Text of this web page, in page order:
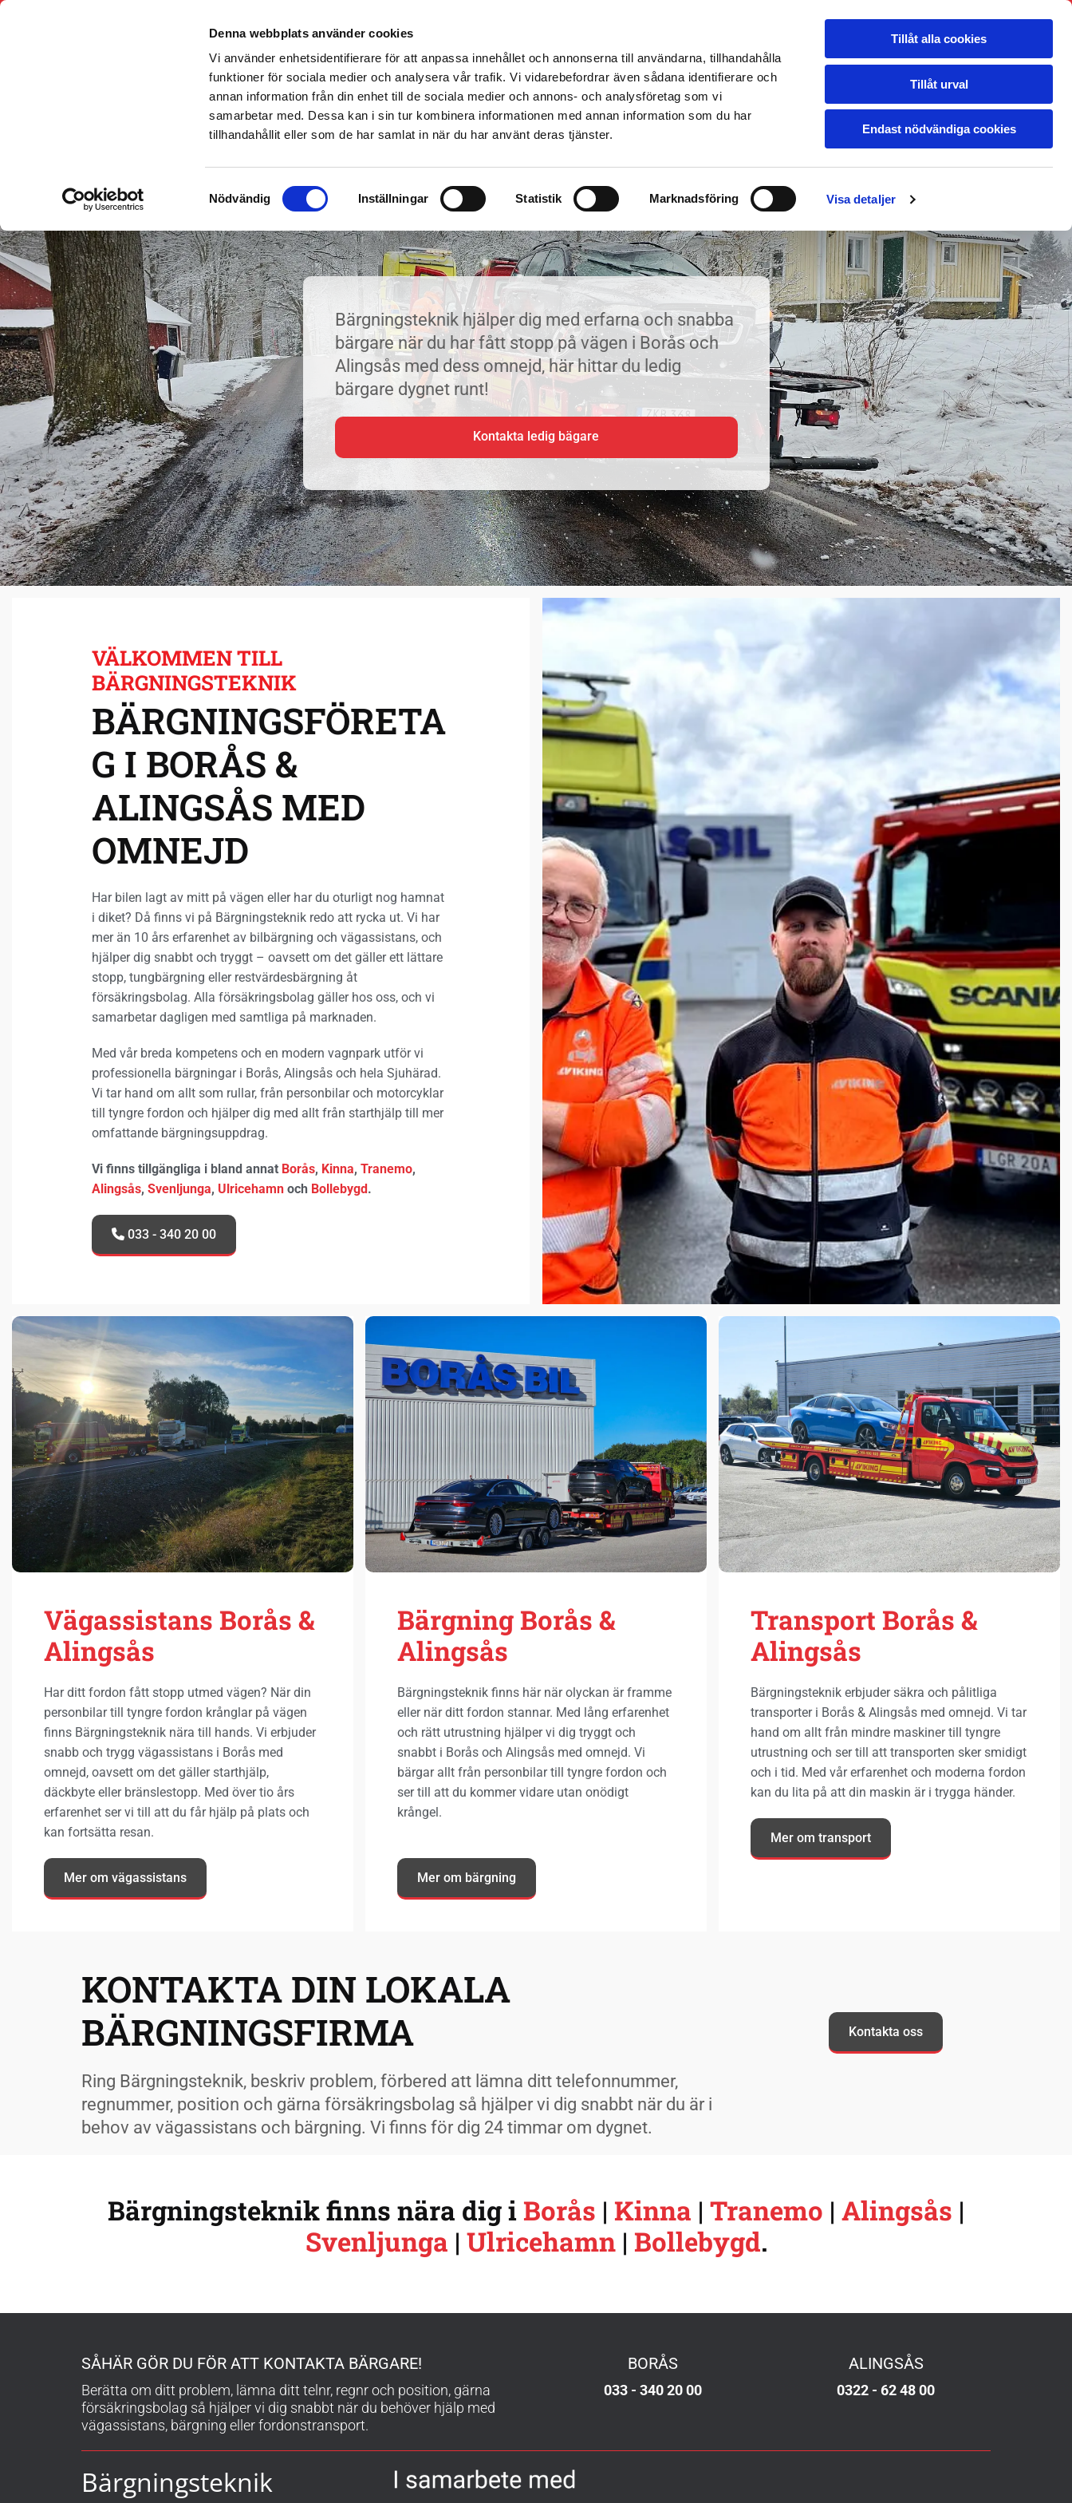
Denna webbplats använder cookies
Vi använder enhetsidentifierare för att anpassa innehållet och annonserna till användarna, tillhandahålla
funktioner för sociala medier och analysera vår trafik. Vi vidarebefordrar även sådana identifierare och
annan information från din enhet till de sociala medier och annons- och analysföretag som vi
samarbetar med. Dessa kan i sin tur kombinera informationen med annan information som du har
tillhandahållit eller som de har samlat in när du har använt deras tjänster.
Nödvändig Inställningar Statistik Marknadsföring Visa detaljer
Tillåt alla cookies
Tillåt urval
Endast nödvändiga cookies
TRANSPORT OM OSS
Bärgningsteknik hjälper dig med erfarna och snabba
bärgare när du har fått stopp på vägen i Borås och
Alingsås med dess omnejd, här hittar du ledig
bärgare dygnet runt!
Kontakta ledig bägare
VÄLKOMMEN TILL
BÄRGNINGSTEKNIK
BÄRGNINGSFÖRETA
G I BORÅS &
ALINGSÅS MED
OMNEJD
Har bilen lagt av mitt på vägen eller har du oturligt nog hamnat
i diket? Då finns vi på Bärgningsteknik redo att rycka ut. Vi har
mer än 10 års erfarenhet av bilbärgning och vägassistans, och
hjälper dig snabbt och tryggt – oavsett om det gäller ett lättare
stopp, tungbärgning eller restvärdesbärgning åt
försäkringsbolag. Alla försäkringsbolag gäller hos oss, och vi
samarbetar dagligen med samtliga på marknaden.
Med vår breda kompetens och en modern vagnpark utför vi
professionella bärgningar i Borås, Alingsås och hela Sjuhärad.
Vi tar hand om allt som rullar, från personbilar och motorcyklar
till tyngre fordon och hjälper dig med allt från starthjälp till mer
omfattande bärgningsuppdrag.
Vi finns tillgängliga i bland annat Borås, Kinna, Tranemo,
Alingsås, Svenljunga, Ulricehamn och Bollebygd.
033 - 340 20 00
Vägassistans Borås &
Alingsås
Har ditt fordon fått stopp utmed vägen? När din
personbilar till tyngre fordon krånglar på vägen
finns Bärgningsteknik nära till hands. Vi erbjuder
snabb och trygg vägassistans i Borås med
omnejd, oavsett om det gäller starthjälp,
däckbyte eller bränslestopp. Med över tio års
erfarenhet ser vi till att du får hjälp på plats och
kan fortsätta resan.
Mer om vägassistans
Bärgning Borås &
Alingsås
Bärgningsteknik finns här när olyckan är framme
eller när ditt fordon stannar. Med lång erfarenhet
och rätt utrustning hjälper vi dig tryggt och
snabbt i Borås och Alingsås med omnejd. Vi
bärgar allt från personbilar till tyngre fordon och
ser till att du kommer vidare utan onödigt
krångel.
Mer om bärgning
Transport Borås &
Alingsås
Bärgningsteknik erbjuder säkra och pålitliga
transporter i Borås & Alingsås med omnejd. Vi tar
hand om allt från mindre maskiner till tyngre
utrustning och ser till att transporten sker smidigt
och i tid. Med vår erfarenhet och moderna fordon
kan du lita på att din maskin är i trygga händer.
Mer om transport
KONTAKTA DIN LOKALA
BÄRGNINGSFIRMA
Ring Bärgningsteknik, beskriv problem, förbered att lämna ditt telefonnummer,
regnummer, position och gärna försäkringsbolag så hjälper vi dig snabbt när du är i
behov av vägassistans och bärgning. Vi finns för dig 24 timmar om dygnet.
Kontakta oss
Bärgningsteknik finns nära dig i Borås | Kinna | Tranemo | Alingsås |
Svenljunga | Ulricehamn| Bollebygd.
SÅHÄR GÖR DU FÖR ATT KONTAKTA BÄRGARE!
Berätta om ditt problem, lämna ditt telnr, regnr och position, gärna
försäkringsbolag så hjälper vi dig snabbt när du behöver hjälp med
vägassistans, bärgning eller fordonstransport.
BORÅS
033 - 340 20 00
ALINGSÅS
0322 - 62 48 00
Bärgningsteknik